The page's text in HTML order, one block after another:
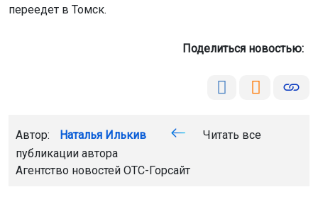
переедет в Томск.
Поделиться новостью:
Автор: Наталья Илькив
Читать все
публикации автора
Агентство новостей ОТС-Горсайт